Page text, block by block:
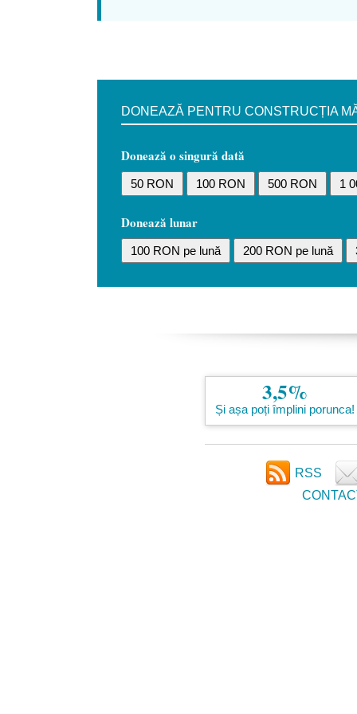
DONEAZĂ PENTRU CONSTRUCȚIA
Donează o singură dată
50 RON 100 RON 500 RON 1
Donează lunar
100 RON pe lună 200 RON pe lună
3,5%
Și așa poți împlini porunca!
RSS